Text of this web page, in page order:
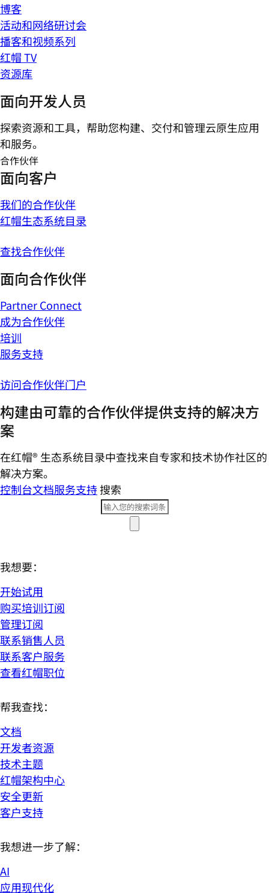
博客
活动和网络研讨会
播客和视频系列
红帽 TV
资源库
面向开发人员
探索资源和工具，帮助您构建、交付和管理云原生应用
和服务。
合作伙伴
面向客户
我们的合作伙伴
红帽生态系统目录
查找合作伙伴
面向合作伙伴
Partner Connect
成为合作伙伴
培训
服务支持
访问合作伙伴门户
构建由可靠的合作伙伴提供支持的解决方
案
在红帽® 生态系统目录中查找来自专家和技术协作社区的
解决方案。
控制台文档服务支持搜索
我想要：
开始试用
购买培训订阅
管理订阅
联系销售人员
联系客户服务
查看红帽职位
帮我查找：
文档
开发者资源
技术主题
红帽架构中心
安全更新
客户支持
我想进一步了解：
AI
应用现代化